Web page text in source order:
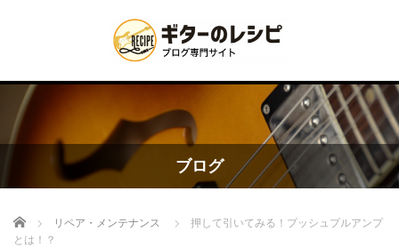
ブログ
Home リペア・メンテナンス
押して引いてみる！プッシュプルアンプ
とは！？